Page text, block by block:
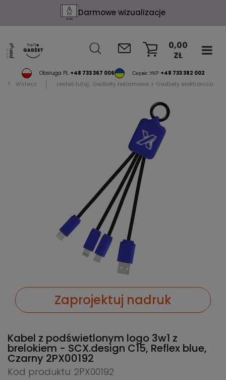
Darmowe wizualizacje
Obsługa PL +48 733 367 006 Сервіс УКР +48 733 382 002
0,00
ZŁ
Wstecz Jesteś tutaj: Gadżety reklamowe Gadżety elektroniczne
Zaprojektuj nadruk
Kabel z podświetlonym logo 3w1 z
brelokiem - SCX.design C15, Reflex blue,
Czarny 2PX00192
Kod produktu: 2PX00192